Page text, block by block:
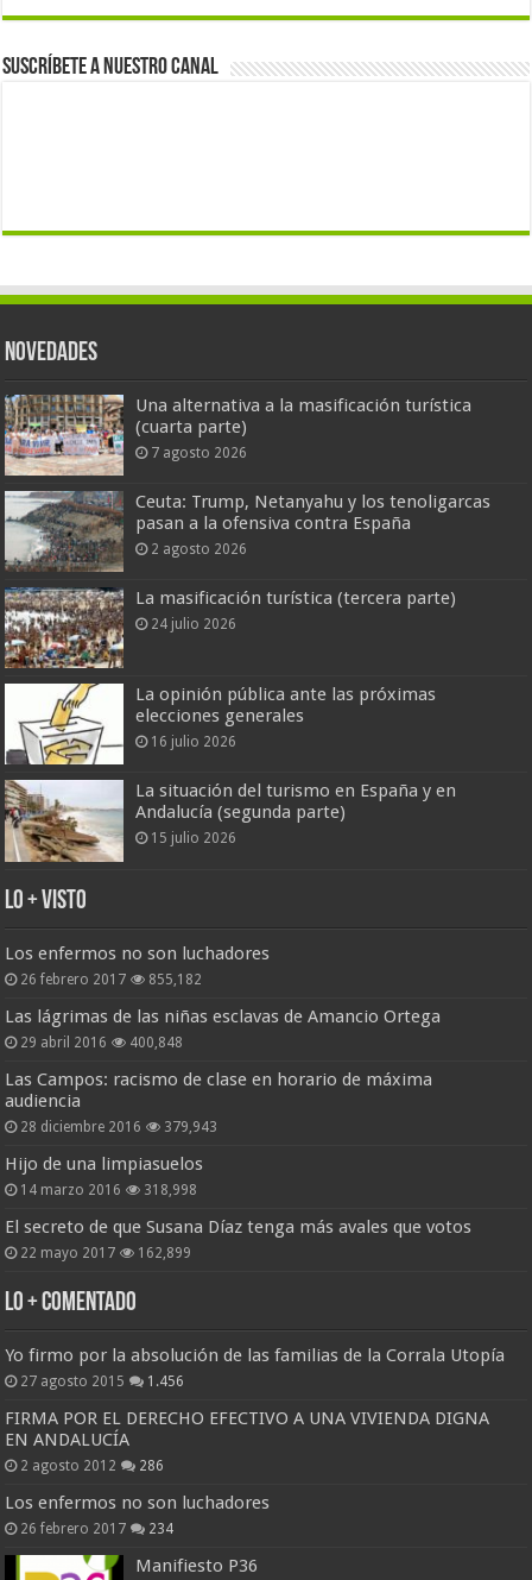
Suscríbete a nuestro canal
Novedades
Una alternativa a la masificación turística
(cuarta parte)
7 agosto 2026
Ceuta: Trump, Netanyahu y los tenoligarcas
pasan a la ofensiva contra España
2 agosto 2026
La masificación turística (tercera parte)
24 julio 2026
La opinión pública ante las próximas
elecciones generales
16 julio 2026
La situación del turismo en España y en
Andalucía (segunda parte)
15 julio 2026
Lo + Visto
Los enfermos no son luchadores
26 febrero 2017 855,182
Las lágrimas de las niñas esclavas de Amancio Ortega
29 abril 2016 400,848
Las Campos: racismo de clase en horario de máxima
audiencia
28 diciembre 2016 379,943
Hijo de una limpiasuelos
14 marzo 2016 318,998
El secreto de que Susana Díaz tenga más avales que votos
22 mayo 2017 162,899
Lo + Comentado
Yo firmo por la absolución de las familias de la Corrala Utopía
27 agosto 2015 1.456
FIRMA POR EL DERECHO EFECTIVO A UNA VIVIENDA DIGNA
EN ANDALUCÍA
2 agosto 2012 286
Los enfermos no son luchadores
26 febrero 2017 234
Manifiesto P36